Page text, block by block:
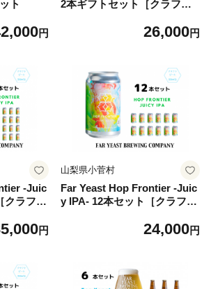
ト
円
2本ギフトセット［クラフト
国内外で多数授賞！］26,000円
-Juic
クラフト
円
山梨県小菅村
Far Yeast Hop Frontier -Juic
y IPA- 12本セット［クラフト
内外で多数授賞！］24,000円